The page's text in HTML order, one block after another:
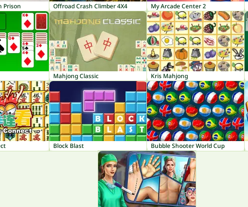
Prison Offroad Crash Climber 4X4 My Arcade Center 2
Mahjong Classic Kris Mahjong
Block Blast Bubble Shooter World Cup